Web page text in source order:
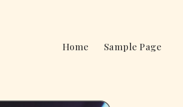
Home Sample Page